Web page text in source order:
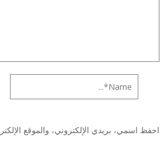
احفظ اسمي، بريدي الإلكتروني، والموقع